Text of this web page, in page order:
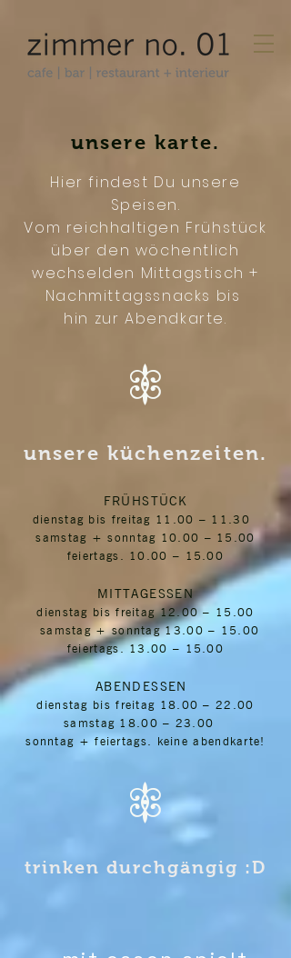
unsere karte.
Hier findest Du unsere
Speisen.
Vom reichhaltigen Frühstück
über den wöchentlich
wechselden Mittagstisch +
Nachmittagssnacks bis
hin zur Abendkarte.
5
unsere küchenzeiten.
FRÜHSTÜCK
dienstag bis freitag 11.00 – 11.30
samstag + sonntag 10.00 – 15.00
feiertags. 10.00 – 15.00
MITTAGESSEN
dienstag bis freitag 12.00 – 15.00
samstag + sonntag 13.00 – 15.00
feiertags. 13.00 – 15.00
ABENDESSEN
dienstag bis freitag 18.00 – 22.00
samstag 18.00 – 23.00
sonntag + feiertags. keine abendkarte!
5
trinken durchgängig :D